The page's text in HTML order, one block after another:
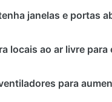
janelas e portas
locais ao ar livre
para